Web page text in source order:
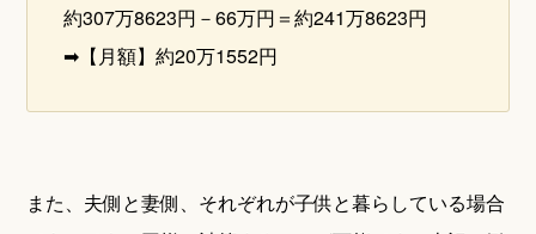
約307万8623円－66万円＝約241万8623円
➡【月額】約20万1552円
また、夫側と妻側、それぞれが子供と暮らしている場合